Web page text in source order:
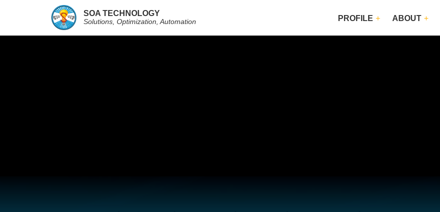
SOA TECHNOLOGY
Solutions, Optimization, Automation PROFILE ABOUT